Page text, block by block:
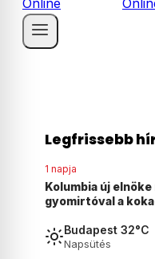
Legfrissebb
1 napja
Agyonvert egy
magyar fiú
Budapest 32°C
Napsütés